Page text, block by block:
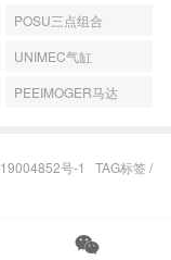
POSU三点组合
UNIMEC气缸
PEEIMOGER马达
号-1 TAG标签/
